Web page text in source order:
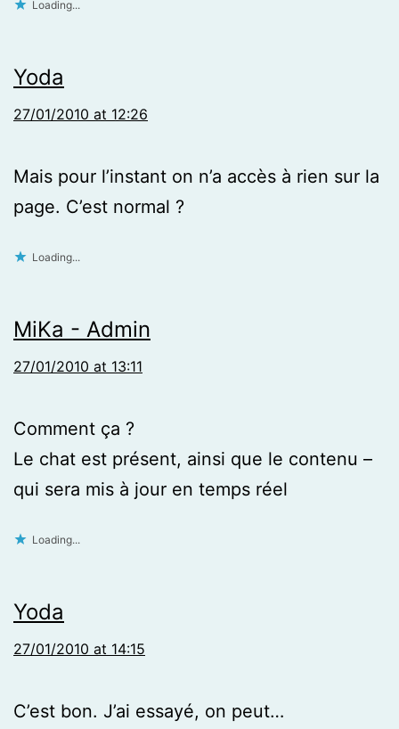
Loading...
Yoda
27/01/2010 at 12:26
Mais pour l’instant on n’a accès à rien sur la
page. C’est normal ?
Loading...
MiKa - Admin
27/01/2010 at 13:11
Comment ça ?
Le chat est présent, ainsi que le contenu –
qui sera mis à jour en temps réel
Loading...
Yoda
27/01/2010 at 14:15
C’est bon. J’ai essayé, on peut…